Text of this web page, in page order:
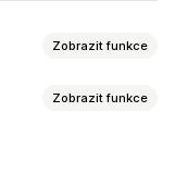
Zobrazit funkce
Zobrazit funkce